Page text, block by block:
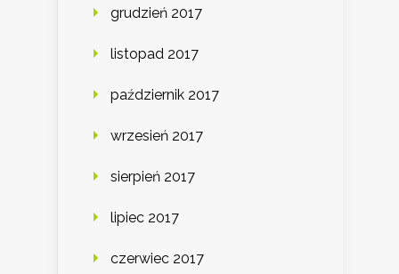
grudzień 2017
listopad 2017
październik 2017
wrzesień 2017
sierpień 2017
lipiec 2017
czerwiec 2017